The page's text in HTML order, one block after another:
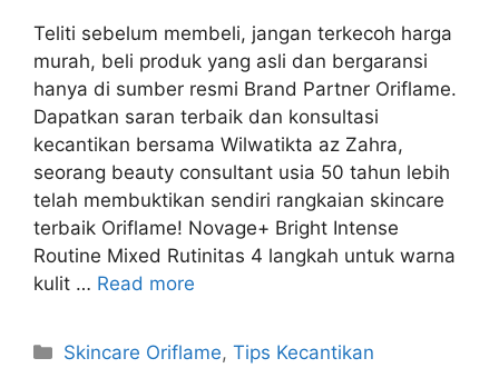
Teliti sebelum membeli, jangan terkecoh harga
murah, beli produk yang asli dan bergaransi
hanya di sumber resmi Brand Partner Oriflame.
Dapatkan saran terbaik dan konsultasi
kecantikan bersama Wilwatikta az Zahra,
seorang beauty consultant usia 50 tahun lebih
telah membuktikan sendiri rangkaian skincare
terbaik Oriflame! Novage+ Bright Intense
Routine Mixed Rutinitas 4 langkah untuk warna
kulit … Read more
Categories
Skincare Oriflame,Tips Kecantikan